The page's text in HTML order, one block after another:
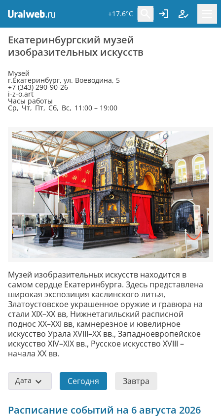
+17.6°C
Екатеринбургский музей
изобразительных искусств
Музей
г.Екатеринбург, ул. Воеводина, 5
+7 (343) 290-90-26
i-z-o.art
Часы работы
Ср, Чт, Пт, Сб, Вс, 11:00 – 19:00
Музей изобразительных искусств находится в
самом сердце Екатеринбурга. Здесь представлена
широкая экспозиция каслинского литья,
Златоустовское украшенное оружие и гравюра на
стали XIX–XX вв, Нижнетагильский расписной
поднос XX–XXI вв, камнерезное и ювелирное
искусство Урала XVIII–XX вв., Западноевропейское
искусство XIV–XIX вв., Русское искусство XVIII –
начала XX вв.
Дата Сегодня Завтра
Расписание событий на 6 августа 2026